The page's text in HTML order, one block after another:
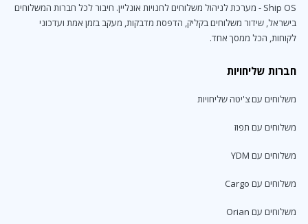
Ship OS - מערכת לניהול משלוחים לחנויות אונליין. חיבור לכל חברות המשלוחים
בישראל, שידור משלוחים בקליק, הדפסת מדבקות, מעקב בזמן אמת ועדכוני
לקוחות, הכל ממסך אחד.
חברות שליחויות
משלוחים עם צ'יטה שליחויות
משלוחים עם תפוז
משלוחים עם YDM
משלוחים עם Cargo
משלוחים עם Orian